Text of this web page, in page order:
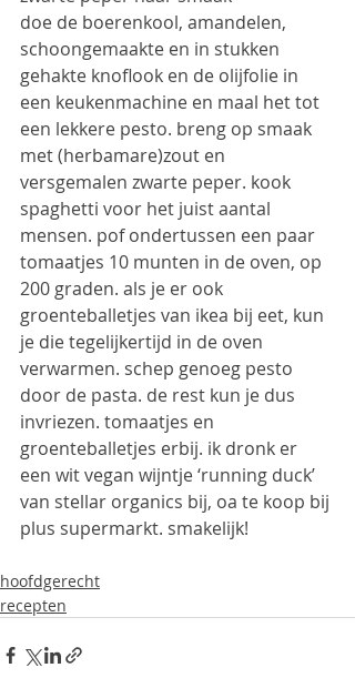
doe de boerenkool, amandelen,
schoongemaakte en in stukken
gehakte knoflook en de olijfolie in
een keukenmachine en maal het tot
een lekkere pesto. breng op smaak
met (herbamare)zout en
versgemalen zwarte peper. kook
spaghetti voor het juist aantal
mensen. pof ondertussen een paar
tomaatjes 10 munten in de oven, op
200 graden. als je er ook
groenteballetjes van ikea bij eet, kun
je die tegelijkertijd in de oven
verwarmen. schep genoeg pesto
door de pasta. de rest kun je dus
invriezen. tomaatjes en
groenteballetjes erbij. ik dronk er
een wit vegan wijntje ‘running duck’
van stellar organics bij, oa te koop bij
plus supermarkt. smakelijk!
hoofdgerecht
recepten